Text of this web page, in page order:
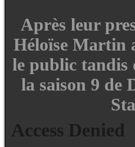
Après leur
Héloïse Martin
le public tandis
la saison 9 de